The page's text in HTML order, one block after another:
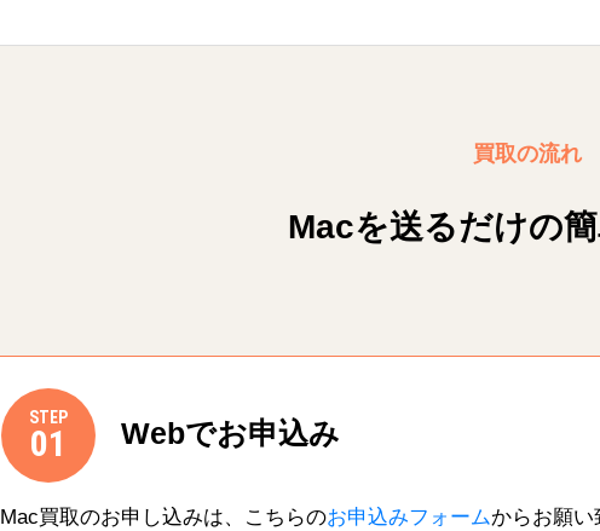
買取の流れ
Macを送るだけの
STEP
01 Webでお申込み
Mac買取のお申し込みは、こちらのお申込みフォームからお願い